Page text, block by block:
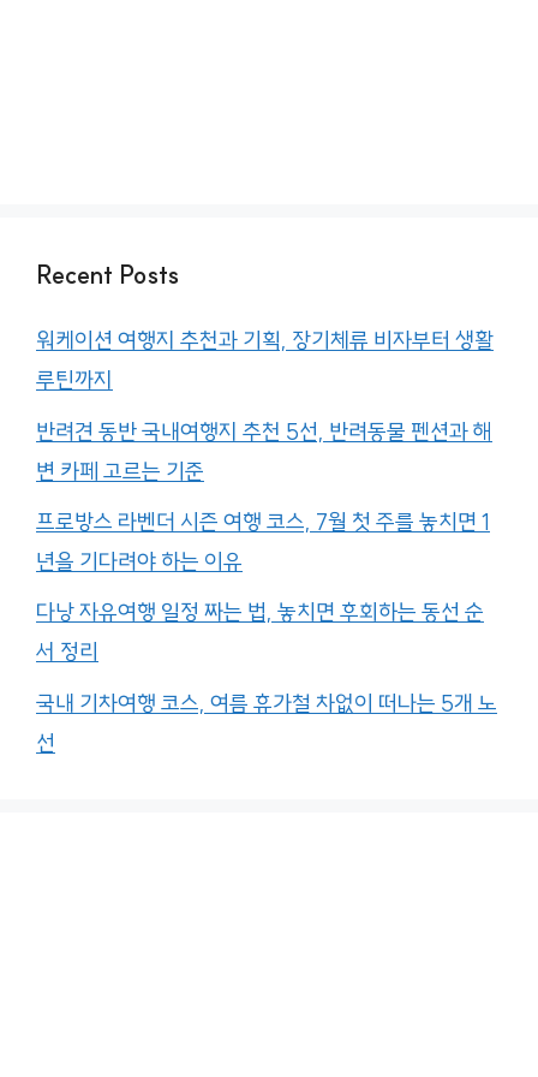
Recent Posts
워케이션 여행지 추천과 기획, 장기체류 비자부터 생활
루틴까지
반려견 동반 국내여행지 추천 5선, 반려동물 펜션과 해
변 카페 고르는 기준
프로방스 라벤더 시즌 여행 코스, 7월 첫 주를 놓치면 1
년을 기다려야 하는 이유
다낭 자유여행 일정 짜는 법, 놓치면 후회하는 동선 순
서 정리
국내 기차여행 코스, 여름 휴가철 차없이 떠나는 5개 노
선